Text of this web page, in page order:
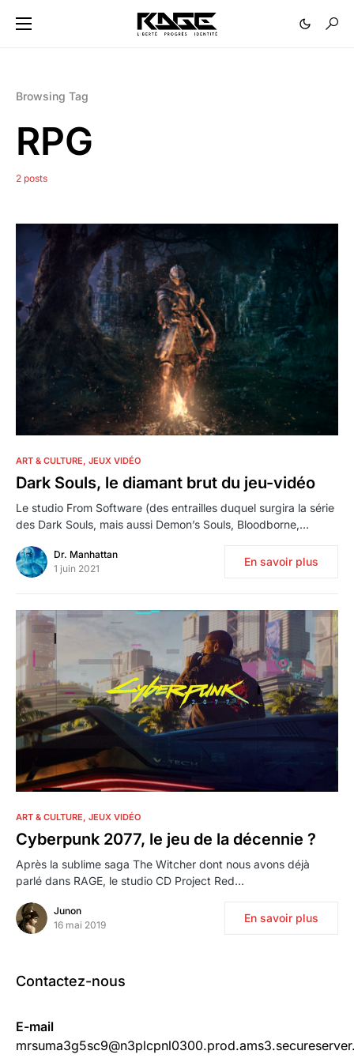
Browsing Tag
RPG
2 posts
ART & CULTURE JEUX VIDÉO
Dark Souls, le diamant brut du jeu-vidéo
Le studio From Software (des entrailles duquel surgira la série
des Dark Souls, mais aussi Demon’s Souls, Bloodborne,…
Dr. Manhattan
1 juin 2021
En savoir plus
ART & CULTURE JEUX VIDÉO
Cyberpunk 2077, le jeu de la décennie ?
Après la sublime saga The Witcher dont nous avons déjà
parlé dans RAGE, le studio CD Project Red…
Junon
16 mai 2019
En savoir plus
Contactez-nous
E-mail